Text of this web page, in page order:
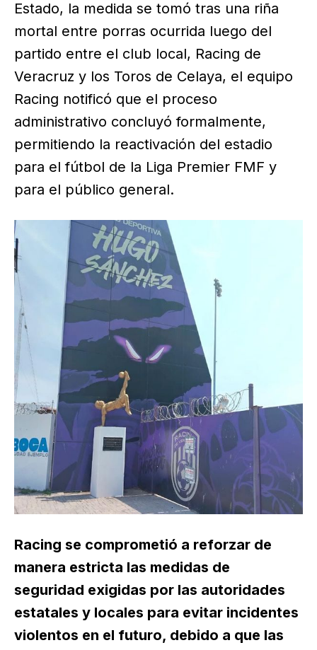
Estado, la medida se tomó tras una riña
mortal entre porras ocurrida luego del
partido entre el club local, Racing de
Veracruz y los Toros de Celaya, el equipo
Racing notificó que el proceso
administrativo concluyó formalmente,
permitiendo la reactivación del estadio
para el fútbol de la Liga Premier FMF y
para el público general.
Racing se comprometió a reforzar de
manera estricta las medidas de
seguridad exigidas por las autoridades
estatales y locales para evitar incidentes
violentos en el futuro, debido a que las